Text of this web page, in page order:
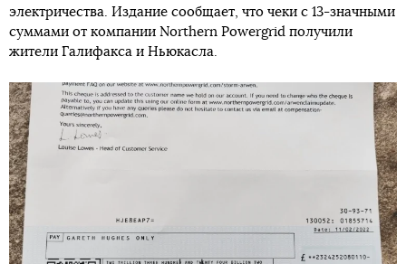
электричества. Издание сообщает, что чеки с 13-значными
суммами от компании Northern Powergrid получили
жители Галифакса и Ньюкасла.